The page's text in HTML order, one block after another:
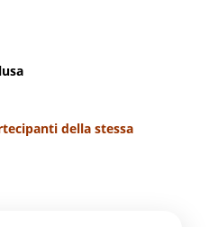
della stessa